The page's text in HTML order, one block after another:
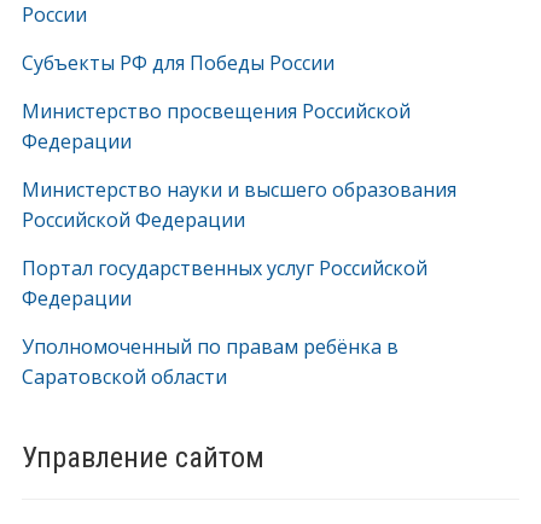
России
Субъекты РФ для Победы России
Министерство просвещения Российской
Федерации
Министерство науки и высшего образования
Российской Федерации
Портал государственных услуг Российской
Федерации
Уполномоченный по правам ребёнка в
Саратовской области
Управление сайтом